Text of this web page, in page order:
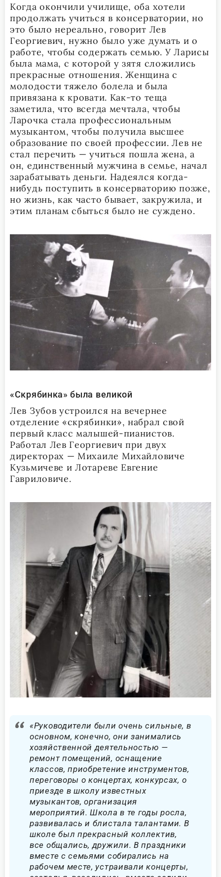
Когда окончили училище, оба хотели
продолжать учиться в консерватории, но
это было нереально, говорит Лев
Георгиевич, нужно было уже думать и о
работе, чтобы содержать семью. У Ларисы
была мама, с которой у зятя сложились
прекрасные отношения. Женщина с
молодости тяжело болела и была
привязана к кровати. Как-то теща
заметила, что всегда мечтала, чтобы
Ларочка стала профессиональным
музыкантом, чтобы получила высшее
образование по своей профессии. Лев не
стал перечить — учиться пошла жена, а
он, единственный мужчина в семье, начал
зарабатывать деньги. Надеялся когда-
нибудь поступить в консерваторию позже,
но жизнь, как часто бывает, закружила, и
этим планам сбыться было не суждено.
«Скрябинка» была великой
Лев Зубов устроился на вечернее
отделение «скрябинки», набрал свой
первый класс малышей-пианистов.
Работал Лев Георгиевич при двух
директорах — Михаиле Михайловиче
Кузьмичеве и Лотареве Евгение
Гавриловиче.
«Руководители были очень сильные, в
основном, конечно, они занимались
хозяйственной деятельностью —
ремонт помещений, оснащение
классов, приобретение инструментов,
переговоры о концертах, конкурсах, о
приезде в школу известных
музыкантов, организация
мероприятий. Школа в те годы росла,
развивалась и блистала талантами. В
школе был прекрасный коллектив,
все общались, дружили. В праздники
вместе с семьями собирались на
рабочем месте, устраивали концерты,